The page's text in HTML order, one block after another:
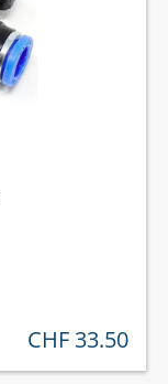
regulärer preis:
CHF 33.50